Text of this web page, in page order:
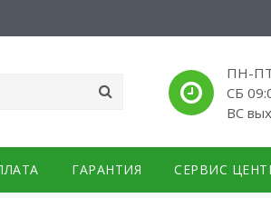
ПН-ПТ
СБ
ВС
ГАРАНТИЯ СЕРВИС